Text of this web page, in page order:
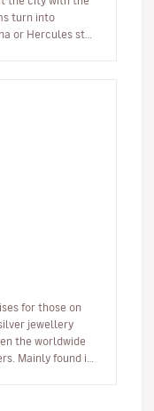
turn into
or Hercules stop
for those on
jewellery
the worldwide
Mainly found in